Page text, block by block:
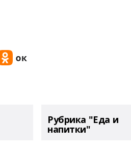
Рубрика "Еда и
напитки"